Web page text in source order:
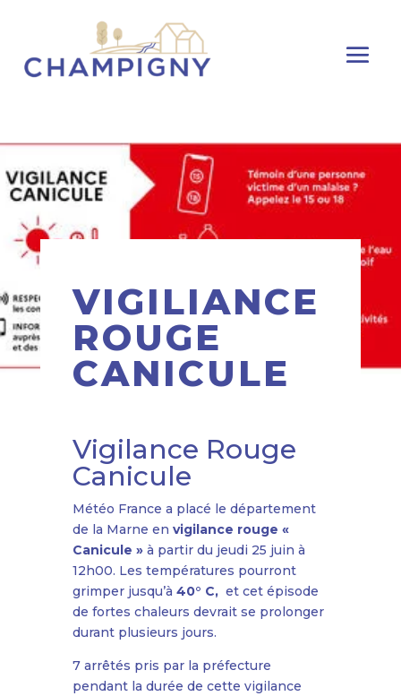
VIGILIANCE
ROUGE
CANICULE
Vigilance Rouge
Canicule
Météo France a placé le département
de la Marne en vigilance rouge «
Canicule »à partir du jeudi 25 juin à
12h00. Les températures pourront
grimper jusqu’à 40° C, et cet épisode
de fortes chaleurs devrait se prolonger
durant plusieurs jours.
7 arrêtés pris par la préfecture
pendant la durée de cette vigilance